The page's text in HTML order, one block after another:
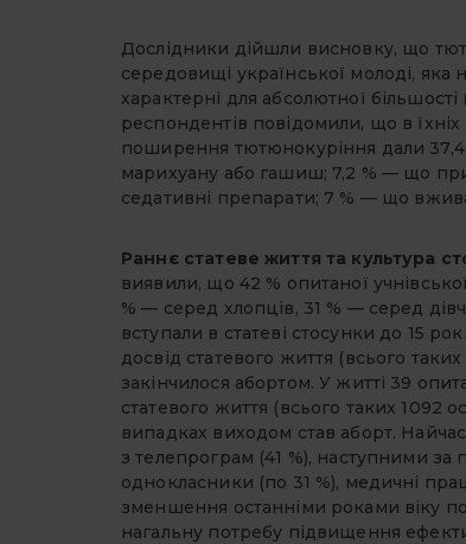
Дослідники дійшли висновку, що
середовищі української молоді, яка
характерні для абсолютної
респондентів повідомили, що в їхніх
поширення тютюнокуріння дали 37,4
марихуану або гашиш; 7,2 % — що
седативні препарати; 7 % — що
Раннє статеве життя та культура
виявили, що 42 % опитаної
% — серед хлопців, 31 % — серед
вступали в статеві стосунки до 15
досвід статевого життя (всього
закінчилося абортом. У житті 39
статевого життя (всього таких 1092
випадках виходом став аборт.
з телепрограм (41 %), наступними
однокласники (по 31 %), медичні
зменшення останніми роками віку
нагальну потребу підвищення